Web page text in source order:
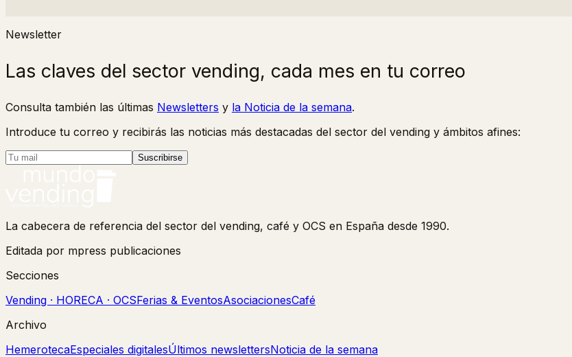
Newsletter
Las claves del sector vending, cada mes en tu correo
Consulta también las últimas Newsletters y la Noticia de la semana.
Introduce tu correo y recibirás las noticias más destacadas del sector del vending y ámbitos afines:
Suscribirse
La cabecera de referencia del sector del vending, café y OCS en España desde 1990.
Editada por mpress publicaciones
Secciones
Vending · HORECA · OCSFerias & EventosAsociacionesCafé
Archivo
HemerotecaEspeciales digitalesÚltimos newslettersNoticia de la semana